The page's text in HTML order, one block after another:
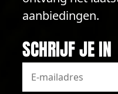
aanbiedingen.
SCHRIJF JE IN